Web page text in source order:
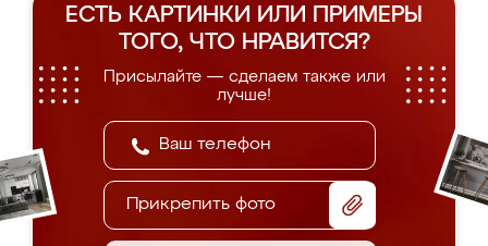
ЕСТЬ КАРТИНКИ ИЛИ ПРИМЕРЫ
ТОГО, ЧТО НРАВИТСЯ?
Присылайте — сделаем также или
лучше!
Прикрепить фото